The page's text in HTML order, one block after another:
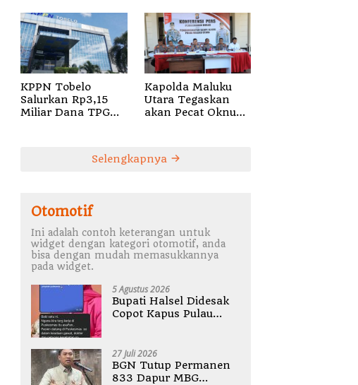
KPPN Tobelo
Salurkan Rp3,15
Miliar Dana TPG
Kapolda Maluku
Utara Tegaskan
akan Pecat Oknum
Selengkapnya
Otomotif
Ini adalah contoh keterangan untuk
widget dengan kategori otomotif, anda
bisa dengan mudah memasukkannya
pada widget.
5 Agustus 2026
Bupati Halsel Didesak
Copot Kapus Pulau
27 Juli 2026
BGN Tutup Permanen
833 Dapur MBG